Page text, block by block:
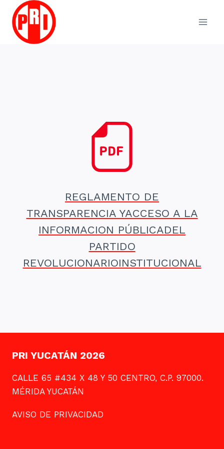
Skip
content
REGLAMENTO DE
TRANSPARENCIA YACCESO A LA
INFORMACION PÚBLICADEL
PARTIDO
REVOLUCIONARIOINSTITUCIONAL
PRI YUCATÁN 2026
CALLE 65 #434 X 48 Y 50 CENTRO, C.P. 97000.
MÉRIDA YUCATÁN
AVISO DE PRIVACIDAD